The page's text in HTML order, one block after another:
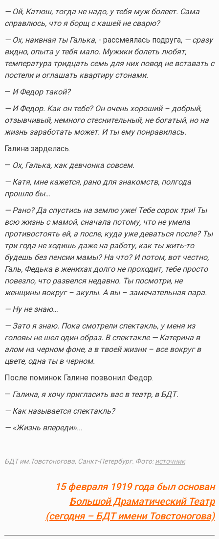
— Ой, Катюш, тогда не надо, у тебя муж болеет. Сама
справлюсь, что я борщ с кашей не сварю?
— Ох, наивная ты Галька,- рассмеялась подруга, — сразу
видно, опыта у тебя мало. Мужики болеть любят,
температура тридцать семь для них повод не вставать с
постели и оглашать квартиру стонами.
— И Федор такой?
— И Федор. Как он тебе? Он очень хороший – добрый,
отзывчивый, немного стеснительный, не богатый, но на
жизнь заработать может. И ты ему понравилась.
Галина зарделась.
— Ох, Галька, как девчонка совсем.
— Катя, мне кажется, рано для знакомств, полгода
прошло бы…
— Рано? Да спустись на землю уже! Тебе сорок три! Ты
всю жизнь с мамой, сначала потому, что не умела
противостоять ей, а после, куда уже деваться после? Ты
три года не ходишь даже на работу, как тыжить-то
будешь без пенсии мамы? На что? И потом, вот честно,
Галь, Федька в женихах долго не проходит, тебе просто
повезло, что развелся недавно. Ты посмотри, не
женщины вокруг – акулы. А вы – замечательная пара.
— Ну не знаю…
— Зато я знаю. Пока смотрели спектакль, у меня из
головы не шел один образ. В спектакле — Катерина в
алом на черном фоне, а в твоей жизни – все вокруг в
цвете, одна ты в черном.
После поминок Галине позвонил Федор.
— Галина, я хочу пригласить вас в театр, в БДТ.
— Как называется спектакль?
— «Жизнь впереди»...
БДТ им.Товстоногова, Санкт-Петербург. Фото:источник
15 февраля 1919 года был основан
Большой Драматический Театр
(сегодня – БДТ имени Товстоногова)